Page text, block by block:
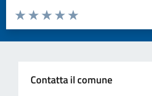
Valuta da 1 a 5 stelle la pagina
Valuta 5 stelle su 5
Valuta 4 stelle su 5
Valuta 3 stelle su 5
Valuta 2 stelle su 5
Valuta 1 stelle su 5
Contatta il comune